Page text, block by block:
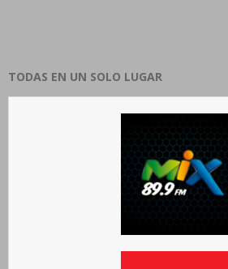
TODAS EN UN SOLO LUGAR